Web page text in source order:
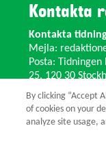
Kontakta
Kontakta
Mejla:
Posta:
25, 120 30
Ändra adress?
Växel: 08-673
© 2026
By clicking “Accept
of cookies on your
analyze site usage,